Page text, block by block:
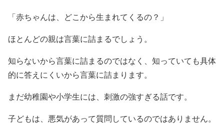
「赤ちゃんは、どこから生まれてくるの？」
ほとんどの親は言葉に詰まるでしょう。
知らないから言葉に詰まるのではなく、知っていても具体
的に答えにくいから言葉に詰まります。
まだ幼稚園や小学生には、刺激の強すぎる話です。
子どもは、悪気があって質問しているのではありません。